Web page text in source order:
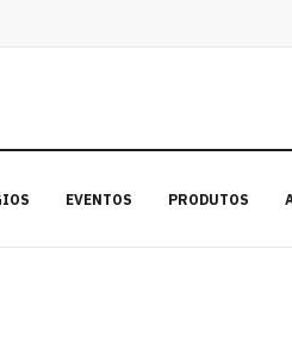
EVENTOS PRODUTOS